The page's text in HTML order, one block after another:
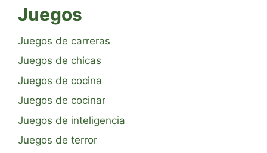
Juegos
Juegos de carreras
Juegos de chicas
Juegos de cocina
Juegos de cocinar
Juegos de inteligencia
Juegos de terror